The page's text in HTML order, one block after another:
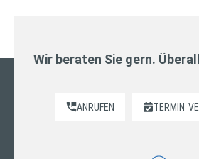
Wir beraten Sie gern.
ANRUFEN TERMIN